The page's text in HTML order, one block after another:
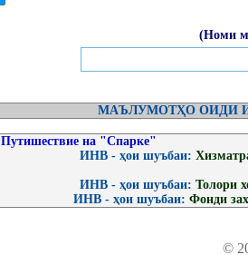
(Номи
МАЪЛУМОТҲО ОИДИ
Путишествие на "Спарке"
ИНВ - ҳои шуъбаи:
ИНВ - ҳои шуъбаи: Толори
ИНВ - ҳои шуъбаи: Фонди
©